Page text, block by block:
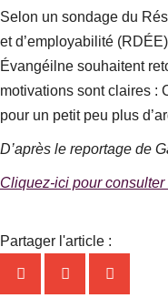
Selon un sondage du
et d’employabilité
Évangéilne souhaitent
motivations sont claires :
pour un petit peu plus
D’après le reportage de
Cliquez-ici pour
Partager l'article :